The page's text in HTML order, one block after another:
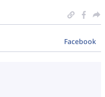
Facebook